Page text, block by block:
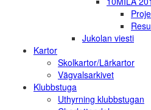
Jukolan viesti
Kartor
Skolkartor/Lärkartor
Vägvalsarkivet
Klubbstuga
Uthyrning klubbstugan